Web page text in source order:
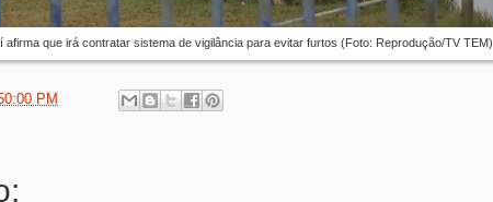
afirma que irá contratar sistema de vigilância para evitar furtos (Foto: Reprodução/TV TEM)
PM